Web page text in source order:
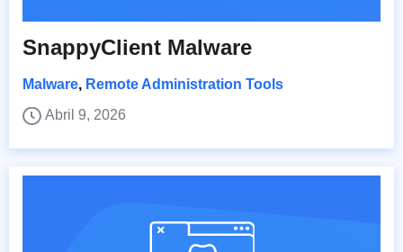
SnappyClient Malware
Malware, Remote Administration Tools
Abril 9, 2026